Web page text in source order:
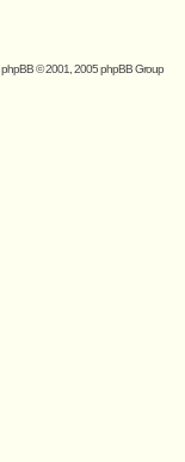
phpBB© 2001, 2005 phpBB Group